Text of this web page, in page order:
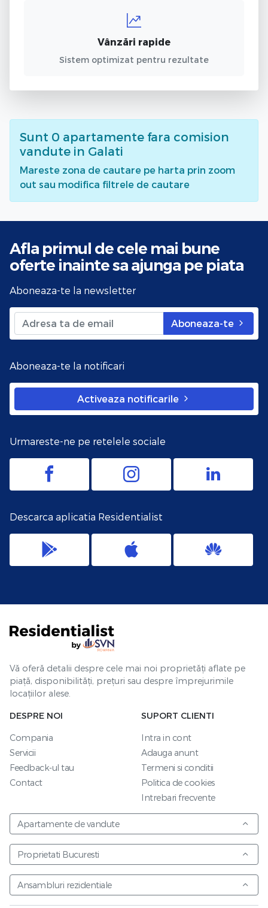
Vânzări rapide
Sistem optimizat pentru rezultate
Sunt 0 apartamente fara comision
vandute in Galati
Mareste zona de cautare pe harta prin zoom
out sau modifica filtrele de cautare
Afla primul de cele mai bune
oferte inainte sa ajunga pe piata
Aboneaza-te la newsletter
Aboneaza-te
Aboneaza-te la notificari
Activeaza notificarile
Urmareste-ne pe retelele sociale
Descarca aplicatia Residentialist
Vă oferă detalii despre cele mai noi proprietăți aflate pe
piață, disponibilități, prețuri sau despre împrejurimile
locațiilor alese.
DESPRE NOI
Compania
Servicii
Feedback-ul tau
Contact
SUPORT CLIENTI
Intra in cont
Adauga anunt
Termeni si conditii
Politica de cookies
Intrebari frecvente
Apartamente de vandute
Proprietati Bucuresti
Ansambluri rezidentiale